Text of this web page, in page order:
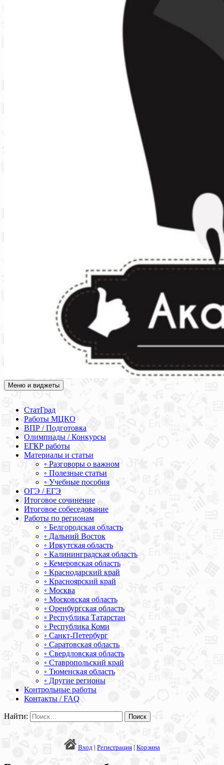
Академия СОВА
Подготовка к ЕГЭ, ОГЭ, ВПР, МЦКО, СтатГрад, КДР, ВОШ,
Меню и виджеты
СтатГрад
Работы МЦКО
ВПР / Подготовка
Олимпиады / Конкурсы
ЕГКР работы
Материалы и статьи
◦ Разговоры о важном
◦ Полезные статьи
◦ Учебные пособия
ОГЭ / ЕГЭ
Итоговое сочинение
Итоговое собеседование
Работы по регионам
◦ Белгородская область
◦ Дальний Восток
◦ Иркутская область
◦ Калининградская область
◦ Кемеровская область
◦ Краснодарский край
◦ Красноярский край
◦ Москва
◦ Московская область
◦ Оренбургская область
◦ Республика Татарстан
◦ Республика Коми
◦ Санкт-Петербург
◦ Саратовская область
◦ Свердловская область
◦ Ставропольский край
◦ Тюменская область
◦ Другие регионы
Контрольные работы
Контакты / FAQ
Найти:
Вход | Регистрация | Корзина